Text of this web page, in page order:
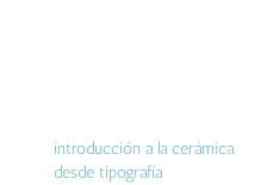
introducción a la cerámica
desde tipografía